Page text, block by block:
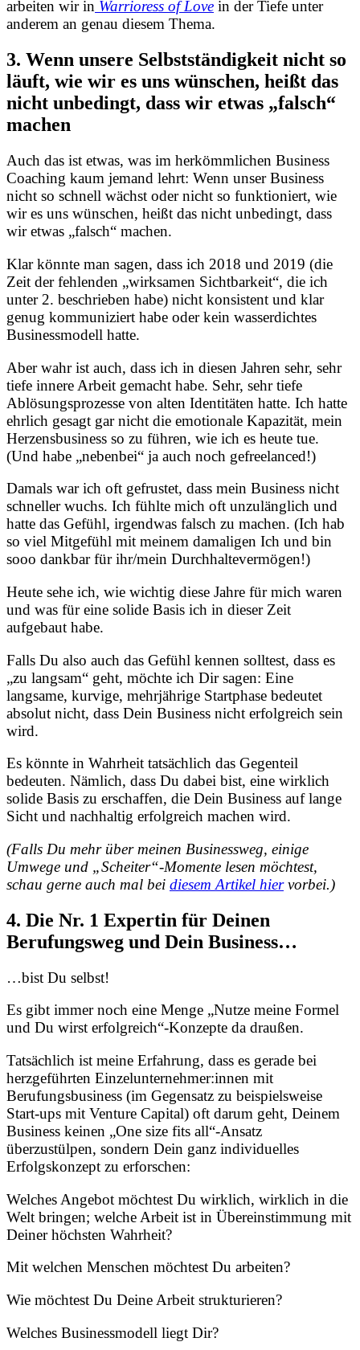
arbeiten wir in Warrioress of Love in der Tiefe unter
anderem an genau diesem Thema.
3. Wenn unsere Selbstständigkeit nicht so
läuft, wie wir es uns wünschen, heißt das
nicht unbedingt, dass wir etwas „falsch“
machen
Auch das ist etwas, was im herkömmlichen Business
Coaching kaum jemand lehrt: Wenn unser Business
nicht so schnell wächst oder nicht so funktioniert, wie
wir es uns wünschen, heißt das nicht unbedingt, dass
wir etwas „falsch“ machen.
Klar könnte man sagen, dass ich 2018 und 2019 (die
Zeit der fehlenden „wirksamen Sichtbarkeit“, die ich
unter 2. beschrieben habe) nicht konsistent und klar
genug kommuniziert habe oder kein wasserdichtes
Businessmodell hatte.
Aber wahr ist auch, dass ich in diesen Jahren sehr, sehr
tiefe innere Arbeit gemacht habe. Sehr, sehr tiefe
Ablösungsprozesse von alten Identitäten hatte. Ich hatte
ehrlich gesagt gar nicht die emotionale Kapazität, mein
Herzensbusiness so zu führen, wie ich es heute tue.
(Und habe „nebenbei“ ja auch noch gefreelanced!)
Damals war ich oft gefrustet, dass mein Business nicht
schneller wuchs. Ich fühlte mich oft unzulänglich und
hatte das Gefühl, irgendwas falsch zu machen. (Ich hab
so viel Mitgefühl mit meinem damaligen Ich und bin
sooo dankbar für ihr/mein Durchhaltevermögen!)
Heute sehe ich, wie wichtig diese Jahre für mich waren
und was für eine solide Basis ich in dieser Zeit
aufgebaut habe.
Falls Du also auch das Gefühl kennen solltest, dass es
„zu langsam“ geht, möchte ich Dir sagen: Eine
langsame, kurvige, mehrjährige Startphase bedeutet
absolut nicht, dass Dein Business nicht erfolgreich sein
wird.
Es könnte in Wahrheit tatsächlich das Gegenteil
bedeuten. Nämlich, dass Du dabei bist, eine wirklich
solide Basis zu erschaffen, die Dein Business auf lange
Sicht und nachhaltig erfolgreich machen wird.
(Falls Du mehr über meinen Businessweg, einige
Umwege und „Scheiter“-Momente lesen möchtest,
schau gerne auch mal bei diesem Artikel hiervorbei.)
4. Die Nr. 1 Expertin für Deinen
Berufungsweg und Dein Business…
…bist Du selbst!
Es gibt immer noch eine Menge „Nutze meine Formel
und Du wirst erfolgreich“-Konzepte da draußen.
Tatsächlich ist meine Erfahrung, dass es gerade bei
herzgeführten Einzelunternehmer:innen mit
Berufungsbusiness (im Gegensatz zu beispielsweise
Start-ups mit Venture Capital) oft darum geht, Deinem
Business keinen „One size fits all“-Ansatz
überzustülpen, sondern Dein ganz individuelles
Erfolgskonzept zu erforschen:
Welches Angebot möchtest Du wirklich, wirklich in die
Welt bringen; welche Arbeit ist in Übereinstimmung mit
Deiner höchsten Wahrheit?
Mit welchen Menschen möchtest Du arbeiten?
Wie möchtest Du Deine Arbeit strukturieren?
Welches Businessmodell liegt Dir?